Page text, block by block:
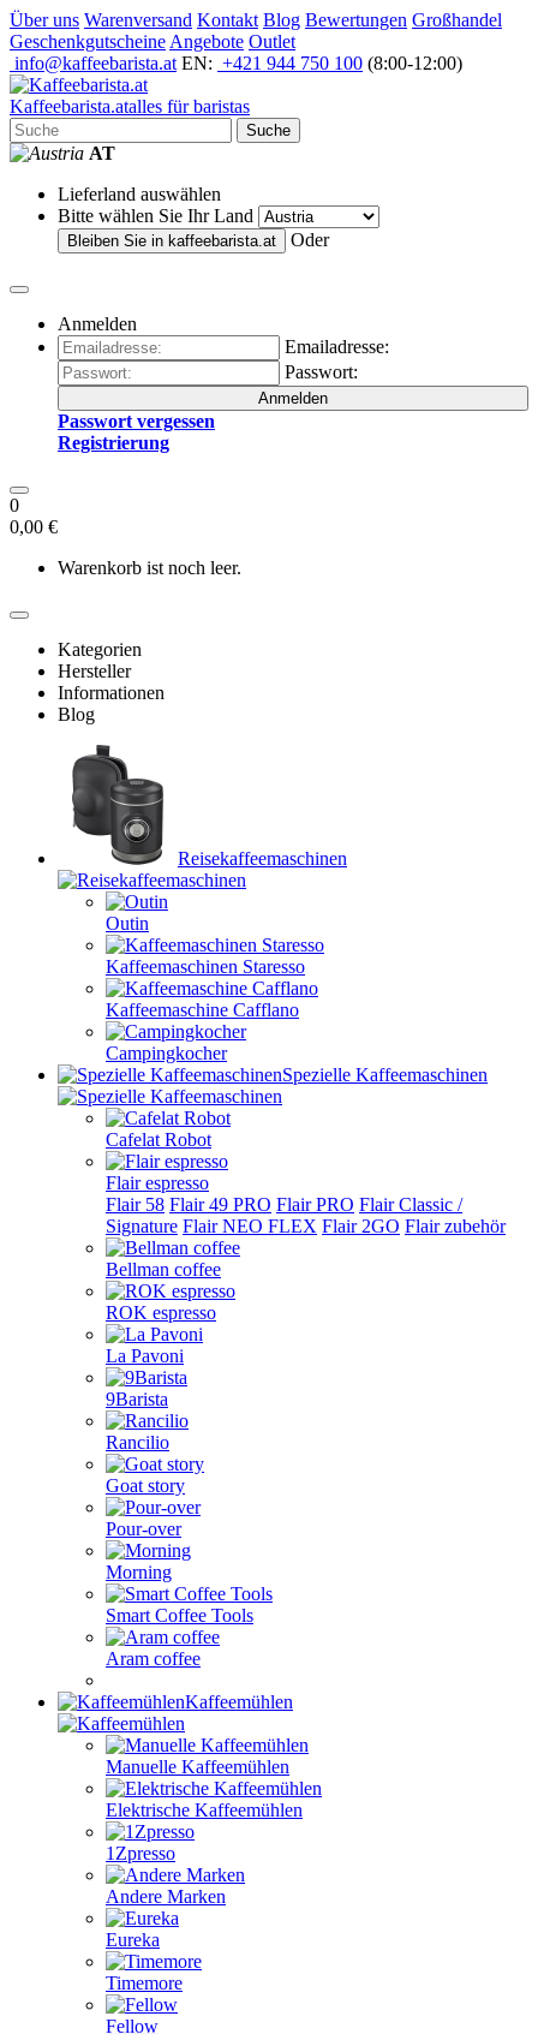
Über uns Warenversand Kontakt Blog Bewertungen Großhandel
Geschenkgutscheine Angebote Outlet
info@kaffeebarista.at EN: +421 944 750 100 (8:00-12:00)
Kaffeebarista.atalles für baristas
Suche
AT
Lieferland auswählen
Bitte wählen Sie Ihr Land
Bleiben Sie in kaffeebarista.at Oder
Anmelden
Emailadresse:
Passwort:
Anmelden
Passwort vergessen
Registrierung
0
0,00 €
Warenkorb ist noch leer.
Kategorien
Hersteller
Informationen
Blog
Reisekaffeemaschinen
Outin
Kaffeemaschinen Staresso
Kaffeemaschine Cafflano
Campingkocher
Spezielle Kaffeemaschinen
Cafelat Robot
Flair espresso
Flair 58 Flair 49 PRO Flair PRO Flair Classic /
Signature Flair NEO FLEX Flair 2GO Flair zubehör
Bellman coffee
ROK espresso
La Pavoni
9Barista
Rancilio
Goat story
Pour-over
Morning
Smart Coffee Tools
Aram coffee
Kaffeemühlen
Manuelle Kaffeemühlen
Elektrische Kaffeemühlen
1Zpresso
Andere Marken
Eureka
Timemore
Fellow